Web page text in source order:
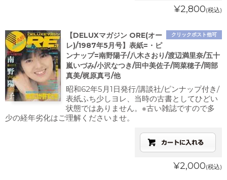
¥2,800(税込)
クリックポスト他可
【DELUXマガジン ORE(オー
レ)/1987年5月号】表紙=・ピ
ンナップ=南野陽子/八木さおり/渡辺満里奈/五十
嵐いづみ/小沢なつき/田中美佐子/岡菜穂子/岡部
真美/梶原真弓/他
昭和62年5月1日発行/講談社/ピンナップ付き/
表紙ふち少しヨレ、当時の古書としてひどい
状態ではありません。※古い雑誌ですので多
少の経年劣化はご理解くださいませ。
¥2,000(税込)